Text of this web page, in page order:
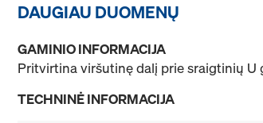
DAUGIAU DUOMENŲ
GAMINIO INFORMACIJA
Pritvirtina viršutinę dalį prie sraigtinių
TECHNINĖ INFORMACIJA